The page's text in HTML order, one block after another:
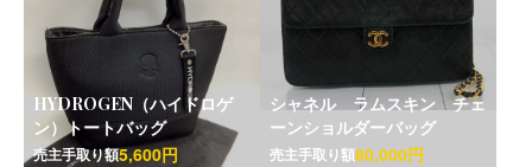
HYDROGEN（ハイドロゲ
ン）トートバッグ
売主手取り額5,600円
シャネル ラムスキン チェ
ーンショルダーバッグ
売主手取り額80,000円